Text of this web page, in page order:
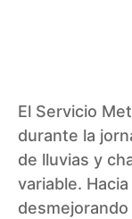
El Servicio
durante la
de lluvias y
variable.